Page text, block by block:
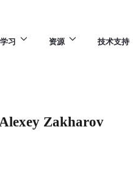
学习 资源 技术支持
Zakharov